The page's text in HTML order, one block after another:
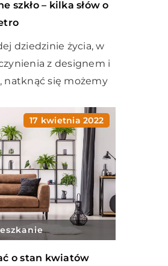
szkło – kilka słów o
dziedzinie życia, w
z designem i
natknąć się możemy
17 kwietnia 2022
o stan kwiatów